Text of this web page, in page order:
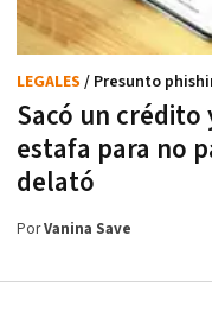
Sacó un crédito
estafa para no
delató
LEGALES / Presunto
PorVanina Save